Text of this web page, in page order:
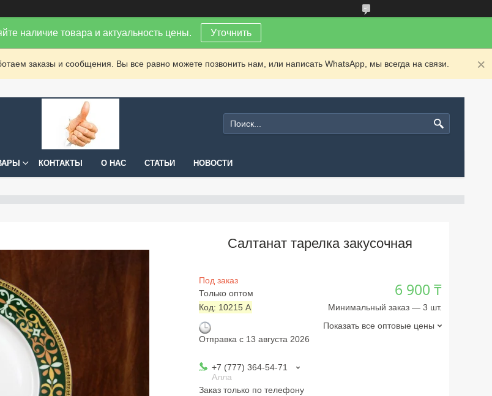
наличие товара и актуальность цены. Уточнить
заказы и сообщения. Вы все равно можете позвонить нам, или написать WhatsApp, мы всегда на связи.
КОНТАКТЫ О НАС СТАТЬИ НОВОСТИ
Салтанат тарелка закусочная
Под заказ
Только оптом
Код: 10215 А
Отправка с 13 августа 2026
6 900 ₸
Минимальный заказ — 3 шт.
Показать все оптовые цены
+7 (777) 364-54-71
Алла
Заказ только по телефону